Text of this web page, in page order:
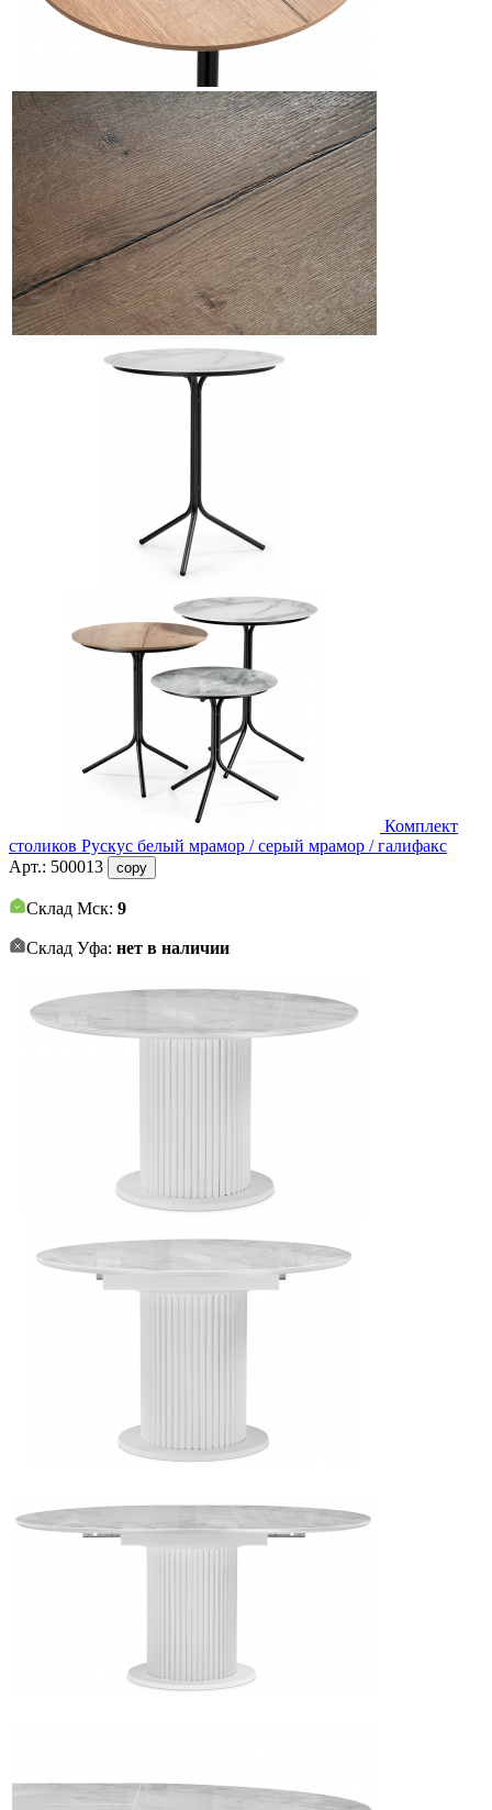
Комплект
столиков Рускус белый мрамор / серый мрамор / галифакс
Арт.: 500013 copy
Склад Мск: 9
Склад Уфа: нет в наличии